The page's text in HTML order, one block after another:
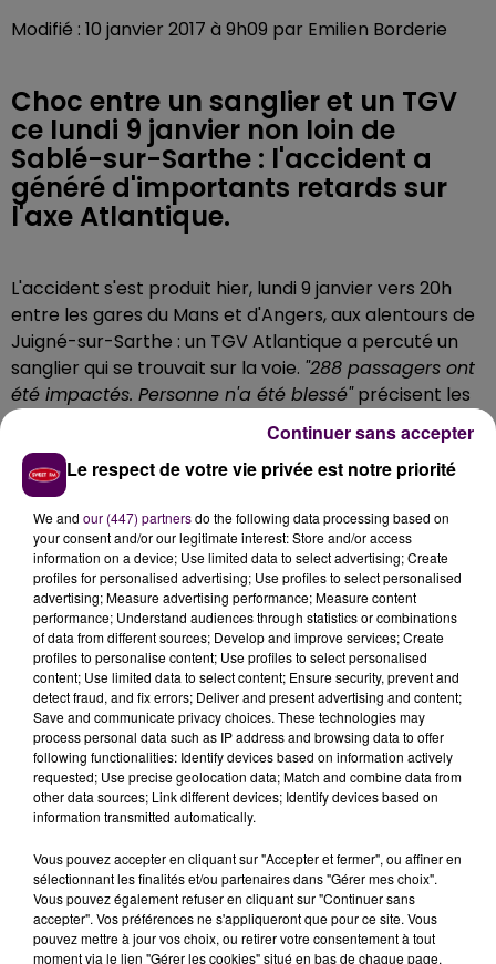
Modifié : 10 janvier 2017 à 9h09 par Emilien Borderie
Choc entre un sanglier et un TGV
ce lundi 9 janvier non loin de
Sablé-sur-Sarthe : l'accident a
généré d'importants retards sur
l'axe Atlantique.
L'accident s'est produit hier, lundi 9 janvier vers 20h
entre les gares du Mans et d'Angers, aux alentours de
Juigné-sur-Sarthe : un TGV Atlantique a percuté un
sanglier qui se trouvait sur la voie. "288 passagers ont
été impactés. Personne n'a été blessé"précisent les
pompiers. Le trafic ferroviaire s'en est trouvé
perturbé pendant environ deux heures. Ce mardi
matin, tout était rentré dans l'ordre.
À LA UNE
7 août 2026
Gagnez vos pass pour le V and B Fest' 2026 !
11 juillet 2026
Inscrivez-vous au casting The Voice & The Voice
Kids !
Le respect de votre vie privée est notre priorité
We and our (447) partnersdo the following data processing based on
your consent and/or our legitimate interest: Store and/or access
information on a device; Use limited data to select advertising; Create
profiles for personalised advertising; Use profiles to select personalised
advertising; Measure advertising performance; Measure content
performance; Understand audiences through statistics or combinations
of data from different sources; Develop and improve services; Create
profiles to personalise content; Use profiles to select personalised
content; Use limited data to select content; Ensure security, prevent and
detect fraud, and fix errors; Deliver and present advertising and content;
Save and communicate privacy choices. These technologies may
process personal data such as IP address and browsing data to offer
following functionalities: Identify devices based on information actively
requested; Use precise geolocation data; Match and combine data from
other data sources; Link different devices; Identify devices based on
information transmitted automatically.
Vous pouvez accepter en cliquant sur "Accepter et fermer", ou affiner en
sélectionnant les finalités et/ou partenaires dans "Gérer mes choix".
Vous pouvez également refuser en cliquant sur "Continuer sans
accepter". Vos préférences ne s'appliqueront que pour ce site. Vous
pouvez mettre à jour vos choix, ou retirer votre consentement à tout
moment via le lien "Gérer les cookies" situé en bas de chaque page.
Continuer sans accepter